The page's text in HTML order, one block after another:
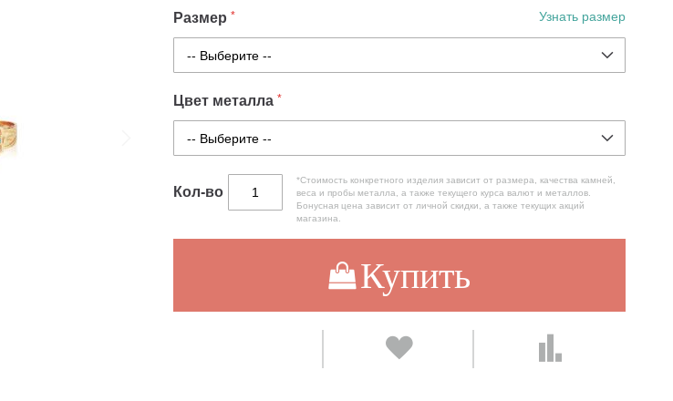
Размер Узнать размер
Цвет металла
Кол-во
*Стоимость конкретного изделия зависит от размера, качества камней,
веса и пробы металла, а также текущего курса валют и металлов.
Бонусная цена зависит от личной скидки, а также текущих акций
магазина.
Купить